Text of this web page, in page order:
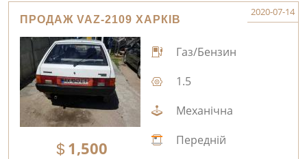
ПРОДАЖ VAZ-2109 ХАРКІВ
2020-07-14
1,500
Газ/Бензин
1.5
Механічна
Передній